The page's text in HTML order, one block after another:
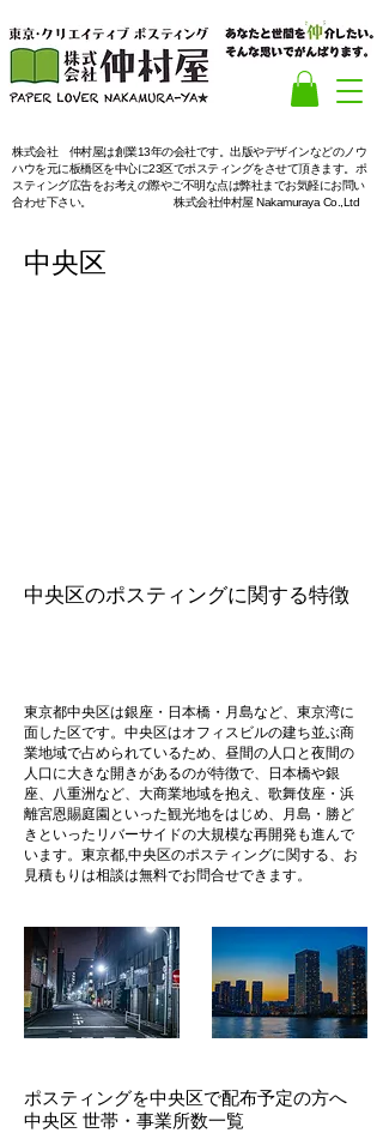
​株式会社 仲村屋は創業13年の会社です。出版やデザインなどのノウ
ハウを元に板橋区を中心に23区でポスティングをさせて頂きます。ポ
スティング広告をお考えの際やご不明な点は弊社までお気軽にお問い
合わせ下さい。
株式会社仲村屋 Nakamuraya Co.,Ltd
​中央区
​中央区のポスティングに関する特徴
​東京都中央区は銀座・日本橋・月島など、東京湾に
面した区です。中央区はオフィスビルの建ち並ぶ商
業地域で占められているため、昼間の人口と夜間の
人口に大きな開きがあるのが特徴で、日本橋や銀
座、八重洲など、大商業地域を抱え、歌舞伎座・浜
離宮恩賜庭園といった観光地をはじめ、月島・勝ど
きといったリバーサイドの大規模な再開発も進んで
います。東京都,中央区のポスティングに関する、お
見積もりは相談は無料でお問合せできます。
ポスティングを中央区で配布予定の方へ
中央区 世帯・事業所数一覧